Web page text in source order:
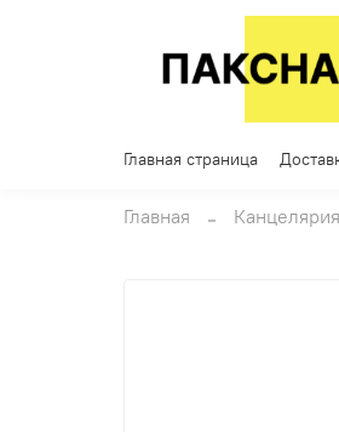
Главная страница
Главная Канцелярия